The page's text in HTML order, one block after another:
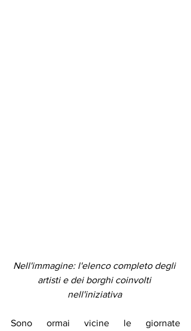
Nell'immagine: l'elenco completo degli
artisti e dei borghi coinvolti
nell'iniziativa
Sono ormai vicine le giornate